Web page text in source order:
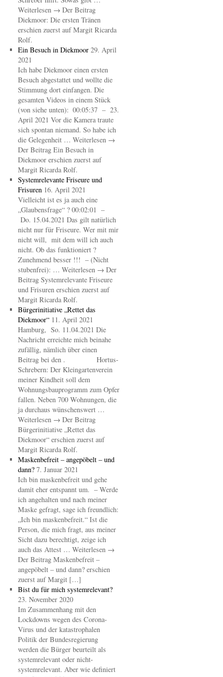
Weiterlesen → Der Beitrag
Diekmoor: Die ersten Tränen
erschien zuerst auf Margit Ricarda
Rolf.
Ein Besuch in Diekmoor 29. April
2021
Ich habe Diekmoor einen ersten
Besuch abgestattet und wollte die
Stimmung dort einfangen. Die
gesamten Videos in einem Stück
(von siehe unten): 00:05:37 – 23.
April 2021 Vor die Kamera traute
sich spontan niemand. So habe ich
die Gelegenheit … Weiterlesen →
Der Beitrag Ein Besuch in
Diekmoor erschien zuerst auf
Margit Ricarda Rolf.
Systemrelevante Friseure und
Frisuren 16. April 2021
Vielleicht ist es ja auch eine
„Glaubensfrage“ ? 00:02:01 –
Do. 15.04.2021 Das gilt natürlich
nicht nur für Friseure. Wer mit mir
nicht will, mit dem will ich auch
nicht. Ob das funktioniert ?
Zunehmend besser !!! – (Nicht
stubenfrei): … Weiterlesen → Der
Beitrag Systemrelevante Friseure
und Frisuren erschien zuerst auf
Margit Ricarda Rolf.
Bürgerinitiative „Rettet das
Diekmoor“ 11. April 2021
Hamburg, So. 11.04.2021 Die
Nachricht erreichte mich beinahe
zufällig, nämlich über einen
Beitrag bei den . Hortus-
Schrebern: Der Kleingartenverein
meiner Kindheit soll dem
Wohnungsbauprogramm zum Opfer
fallen. Neben 700 Wohnungen, die
ja durchaus wünschenswert …
Weiterlesen → Der Beitrag
Bürgerinitiative „Rettet das
Diekmoor“ erschien zuerst auf
Margit Ricarda Rolf.
Maskenbefreit – angepöbelt – und
dann? 7. Januar 2021
Ich bin maskenbefreit und gehe
damit eher entspannt um. – Werde
ich angehalten und nach meiner
Maske gefragt, sage ich freundlich:
„Ich bin maskenbefreit.“ Ist die
Person, die mich fragt, aus meiner
Sicht dazu berechtigt, zeige ich
auch das Attest … Weiterlesen →
Der Beitrag Maskenbefreit –
angepöbelt – und dann? erschien
zuerst auf Margit […]
Bist du für mich systemrelevant?
23. November 2020
Im Zusammenhang mit den
Lockdowns wegen des Corona-
Virus und der katastrophalen
Politik der Bundesregierung
werden die Bürger beurteilt als
systemrelevant oder nicht-
systemrelevant. Aber wie definiert